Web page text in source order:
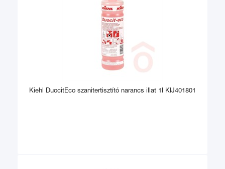
Kiehl DuocitEco szanitertisztító narancs illat 1l KIJ401801